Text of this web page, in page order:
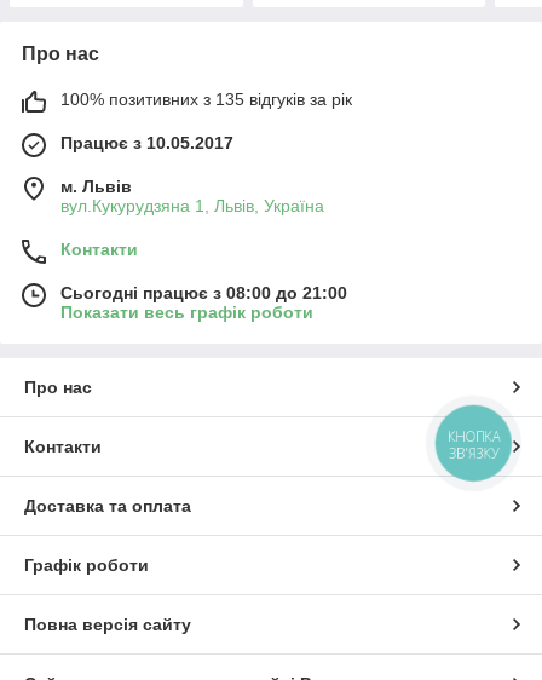
Про нас
100% позитивних з 135 відгуків за рік
Працює з 10.05.2017
м. Львів
вул.Кукурудзяна 1, Львів, Україна
Контакти
Сьогодні працює з 08:00 до 21:00
Показати весь графік роботи
Про нас
Контакти
Доставка та оплата
Графік роботи
Повна версія сайту
КНОПКА
ЗВ'ЯЗКУ